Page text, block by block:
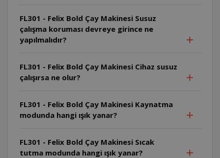
FL301 - Felix Bold Çay Makinesi Susuz
çalışma koruması devreye girince ne
yapılmalıdır?
FL301 - Felix Bold Çay Makinesi Cihaz susuz
çalışırsa ne olur?
FL301 - Felix Bold Çay Makinesi Kaynatma
modunda hangi ışık yanar?
FL301 - Felix Bold Çay Makinesi Sıcak
tutma modunda hangi ışık yanar?